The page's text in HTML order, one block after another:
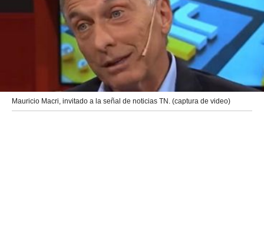
Mauricio Macri, invitado a la señal de noticias TN. (captura de video)